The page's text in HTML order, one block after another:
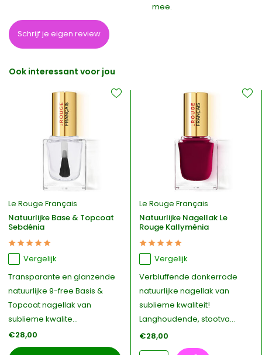
mee.
Schrijf je eigen review
Ook interessant voor jou
Le Rouge Français
Natuurlijke Base & Topcoat
Sebdénia
Vergelijk
Transparante en glanzende
natuurlijke 9-free Basis &
Topcoat nagellak van
sublieme kwalite...
€28,00
Le Rouge Français
Natuurlijke Nagellak Le
Rouge Kallyménia
Vergelijk
Verbluffende donkerrode
natuurlijke nagellak van
sublieme kwaliteit!
Langhoudende, stootva...
€28,00